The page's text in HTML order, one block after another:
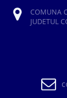
COMUNA
JUDETUL